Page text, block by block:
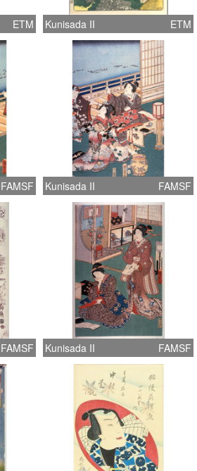
ETM Kunisada II ETM
FAMSF Kunisada II FAMSF
FAMSF Kunisada II FAMSF